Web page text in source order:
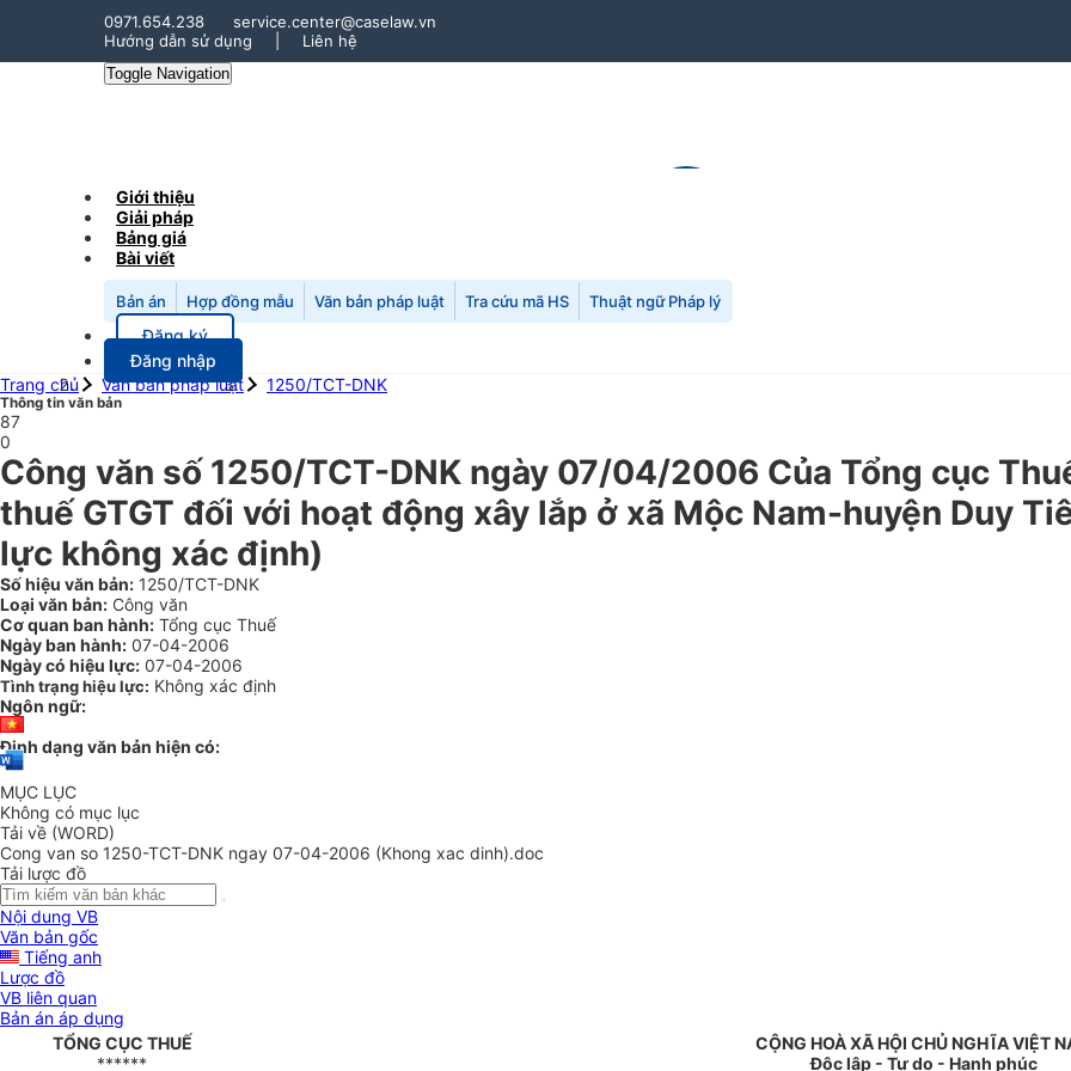
0971.654.238
service.center@caselaw.vn
Hướng dẫn sử dụng
Liên hệ
Toggle Navigation
Giới thiệu
Giải pháp
Bảng giá
Bài viết
Bản án Hợp đồng mẫu Văn bản pháp luật Tra cứu mã HS Thuật ngữ Pháp lý
Đăng ký
Đăng nhập
Trang chủ
Văn bản pháp luật 1250/TCT-DNK
Thông tin văn bản
87
0
Công văn số 1250/TCT-DNK ngày 07/04/2006 Của Tổng cục
thuế GTGT đối với hoạt động xây lắp ở xã Mộc Nam-huyện Duy
lực không xác định)
Số hiệu văn bản: 1250/TCT-DNK
Loại văn bản: Công văn
Cơ quan ban hành: Tổng cục Thuế
Ngày ban hành: 07-04-2006
Ngày có hiệu lực: 07-04-2006
Tình trạng hiệu lực: Không xác định
Ngôn ngữ:
Định dạng văn bản hiện có:
MỤC LỤC
Không có mục lục
Tải về (WORD)
Cong van so 1250-TCT-DNK ngay 07-04-2006 (Khong xac dinh).doc
Tải lược đồ
Nội dung VB
Văn bản gốc
Tiếng anh
Lược đồ
VB liên quan
Bản án áp dụng
TỔNG CỤC THUẾ
******
CỘNG HOÀ XÃ HỘI CHỦ NGHĨA VIỆT
Độc lập - Tự do - Hạnh phúc